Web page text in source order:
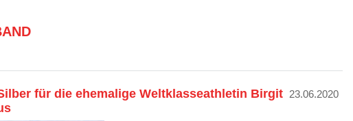
für die ehemalige Weltklasseathletin Birgit 23.06.2020